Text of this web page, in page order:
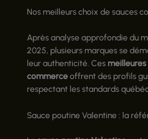
Nos meilleurs choix de sauces
Après analyse approfondie du
2025, plusieurs marques se
leur authenticité. Ces meilleures
commerceoffrent des profils
respectant les standards
Sauce poutine Valentine : la